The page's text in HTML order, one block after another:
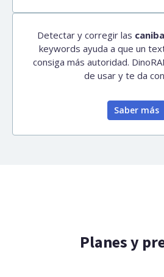
Detectar y corregir las
keywords ayuda a que un
consiga más autoridad.
de usar y te da
Saber más
Planes y